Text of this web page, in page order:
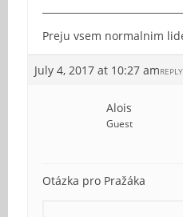
Preju vsem normalnim
July 4, 2017 at 10:27 amREPLY
Alois
Guest
Otázka pro Pražáka